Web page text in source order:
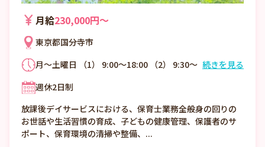
月給230,000円〜
東京都国分寺市
月～土曜日 （1） 9:00～18:00 （2） 9:30～ 続きを見る
週休2日制
放課後デイサービスにおける、保育士業務全般身の回りの
お世話や生活習慣の育成、子どもの健康管理、保護者のサ
ポート、保育環境の清掃や整備、...